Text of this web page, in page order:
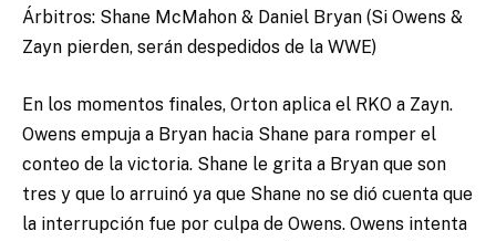
Árbitros: Shane McMahon & Daniel Bryan (Si Owens &
Zayn pierden, serán despedidos de la WWE)
En los momentos finales, Orton aplica el RKO a Zayn.
Owens empuja a Bryan hacia Shane para romper el
conteo de la victoria. Shane le grita a Bryan que son
tres y que lo arruinó ya que Shane no se dió cuenta que
la interrupción fue por culpa de Owens. Owens intenta